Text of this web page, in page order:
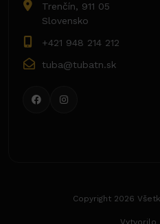
Trenčín, 911 05
Slovensko
+421 948 214 212
tuba@tubatn.sk
Copyright 2026